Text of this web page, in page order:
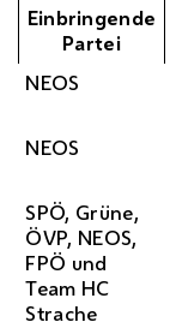
Einbringende
Partei
NEOS
NEOS
SPÖ, Grüne,
ÖVP, NEOS,
FPÖ und
Team HC
Strache